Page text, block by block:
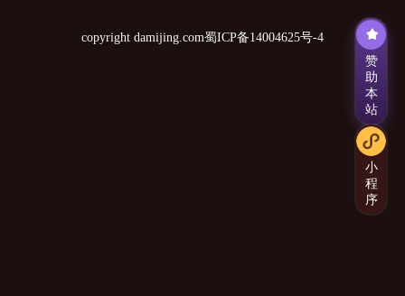
copyright damijing.com蜀ICP备14004625号-4
赞
助
本
站
小
程
序